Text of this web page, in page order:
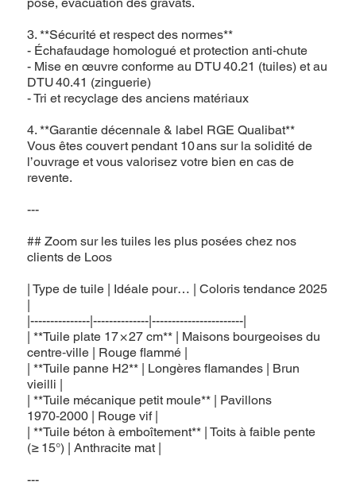
pose, évacuation des gravats.
3. **Sécurité et respect des normes**
- Échafaudage homologué et protection anti‑chute
- Mise en œuvre conforme au DTU 40.21 (tuiles) et au
DTU 40.41 (zinguerie)
- Tri et recyclage des anciens matériaux
4. **Garantie décennale & label RGE Qualibat**
Vous êtes couvert pendant 10 ans sur la solidité de
l’ouvrage et vous valorisez votre bien en cas de
revente.
---
## Zoom sur les tuiles les plus posées chez nos
clients de Loos
| Type de tuile | Idéale pour… | Coloris tendance 2025
|---------------|--------------|-----------------------|
| **Tuile plate 17 × 27 cm** | Maisons bourgeoises du
centre‑ville | Rouge flammé |
| **Tuile panne H2** | Longères flamandes | Brun
vieilli |
| **Tuile mécanique petit moule** | Pavillons
1970‑2000 | Rouge vif |
| **Tuile béton à emboîtement** | Toits à faible pente
(≥ 15°) | Anthracite mat |
---